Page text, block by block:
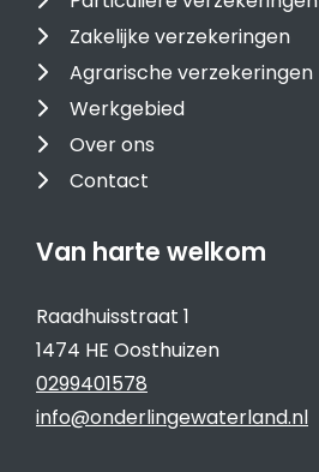
Zakelijke verzekeringen
Agrarische verzekeringen
Werkgebied
Over ons
Contact
Van harte welkom
Raadhuisstraat 1
1474 HE Oosthuizen
0299401578
info@onderlingewaterland.nl